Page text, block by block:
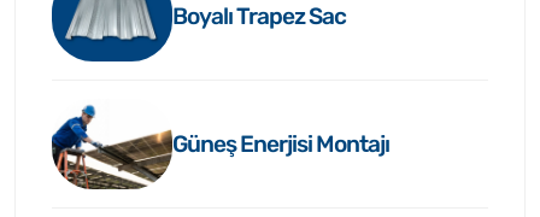
Boyalı Trapez Sac
Güneş Enerjisi Montajı